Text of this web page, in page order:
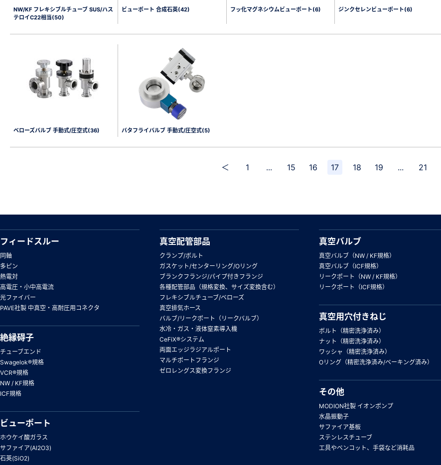
NW/KF フレキシブルチューブ SUS/ハス
テロイC22相当(50)
ビューポート 合成石英(42) フッ化マグネシウムビューポート(6) ジンクセレンビューポート(6)
ベローズバルブ 手動式/圧空式(36) バタフライバルブ 手動式/圧空式(5)
＜ 1 ... 15 16 17 18 19 ... 21
フィードスルー
同軸
多ピン
熱電対
高電圧・小中高電流
光ファイバー
PAVE社製 中真空・高耐圧用コネクタ
絶縁碍子
チューブエンド
Swagelok®規格
VCR®規格
NW / KF規格
ICF規格
ビューポート
ホウケイ酸ガラス
サファイア(Al2O3)
石英(SiO2)
真空配管部品
クランプ/ボルト
ガスケット/センターリング/Oリング
ブランクフランジ/パイプ付きフランジ
各種配管部品（規格変換、サイズ変換含む）
フレキシブルチューブ/ベローズ
真空排気ホース
バルブ/リークポート（リークバルブ）
水冷・ガス・液体窒素導入機
CeFiX®システム
両面エッジラジアルポート
マルチポートフランジ
ゼロレングス変換フランジ
真空バルブ
真空バルブ（NW / KF規格）
真空バルブ（ICF規格）
リークポート（NW / KF規格）
リークポート（ICF規格）
真空用穴付きねじ
ボルト（精密洗浄済み）
ナット（精密洗浄済み）
ワッシャ（精密洗浄済み）
Oリング（精密洗浄済み/ベーキング済み）
その他
MODION社製 イオンポンプ
水晶振動子
サファイア基板
ステンレスチューブ
工具やベンコット、手袋など消耗品